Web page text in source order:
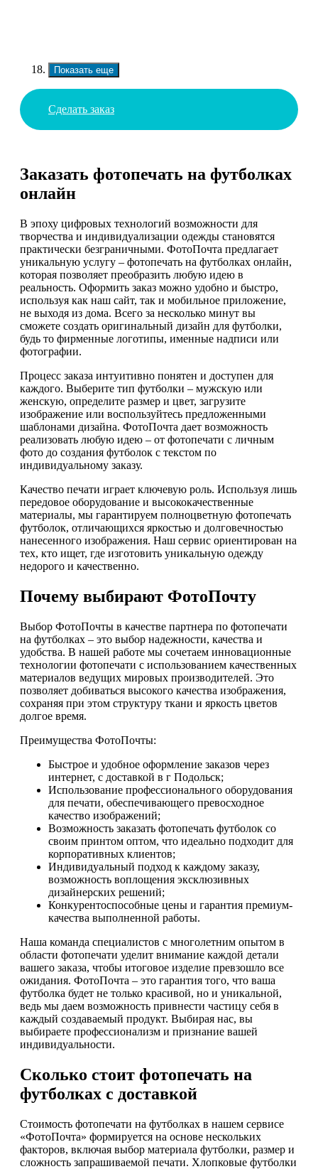
Показать еще
Сделать заказ
Заказать фотопечать на футболках
онлайн
В эпоху цифровых технологий возможности для
творчества и индивидуализации одежды становятся
практически безграничными. ФотоПочта предлагает
уникальную услугу – фотопечать на футболках онлайн,
которая позволяет преобразить любую идею в
реальность. Оформить заказ можно удобно и быстро,
используя как наш сайт, так и мобильное приложение,
не выходя из дома. Всего за несколько минут вы
сможете создать оригинальный дизайн для футболки,
будь то фирменные логотипы, именные надписи или
фотографии.
Процесс заказа интуитивно понятен и доступен для
каждого. Выберите тип футболки – мужскую или
женскую, определите размер и цвет, загрузите
изображение или воспользуйтесь предложенными
шаблонами дизайна. ФотоПочта дает возможность
реализовать любую идею – от фотопечати с личным
фото до создания футболок с текстом по
индивидуальному заказу.
Качество печати играет ключевую роль. Используя лишь
передовое оборудование и высококачественные
материалы, мы гарантируем полноцветную фотопечать
футболок, отличающихся яркостью и долговечностью
нанесенного изображения. Наш сервис ориентирован на
тех, кто ищет, где изготовить уникальную одежду
недорого и качественно.
Почему выбирают ФотоПочту
Выбор ФотоПочты в качестве партнера по фотопечати
на футболках – это выбор надежности, качества и
удобства. В нашей работе мы сочетаем инновационные
технологии фотопечати с использованием качественных
материалов ведущих мировых производителей. Это
позволяет добиваться высокого качества изображения,
сохраняя при этом структуру ткани и яркость цветов
долгое время.
Преимущества ФотоПочты:
Быстрое и удобное оформление заказов через
интернет, с доставкой в г Подольск;
Использование профессионального оборудования
для печати, обеспечивающего превосходное
качество изображений;
Возможность заказать фотопечать футболок со
своим принтом оптом, что идеально подходит для
корпоративных клиентов;
Индивидуальный подход к каждому заказу,
возможность воплощения эксклюзивных
дизайнерских решений;
Конкурентоспособные цены и гарантия премиум-
качества выполненной работы.
Наша команда специалистов с многолетним опытом в
области фотопечати уделит внимание каждой детали
вашего заказа, чтобы итоговое изделие превзошло все
ожидания. ФотоПочта – это гарантия того, что ваша
футболка будет не только красивой, но и уникальной,
ведь мы даем возможность привнести частицу себя в
каждый создаваемый продукт. Выбирая нас, вы
выбираете профессионализм и признание вашей
индивидуальности.
Сколько стоит фотопечать на
футболках с доставкой
Стоимость фотопечати на футболках в нашем сервисе
«ФотоПочта» формируется на основе нескольких
факторов, включая выбор материала футболки, размер и
сложность запрашиваемой печати. Хлопковые футболки